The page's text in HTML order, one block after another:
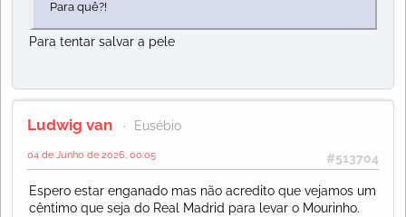
Para quê?!
Para tentar salvar a pele
Ludwig van Eusébio
#513704
04 de Junho de 2026, 00:05
Espero estar enganado mas não acredito que vejamos um
cêntimo que seja do Real Madrid para levar o Mourinho.